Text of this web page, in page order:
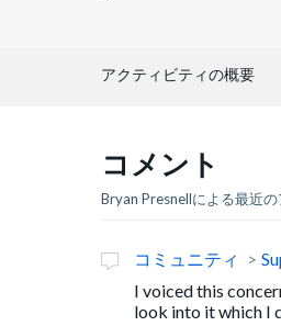
アクティビティの概要
コメント
Bryan Presnellによる最近
コミュニティ
I voiced this
look into it which I